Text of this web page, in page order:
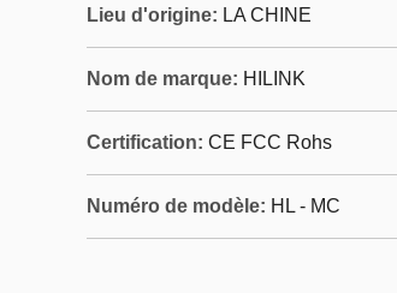
Lieu d'origine: LA CHINE
Nom de marque: HILINK
Certification: CE FCC Rohs
Numéro de modèle: HL - MC